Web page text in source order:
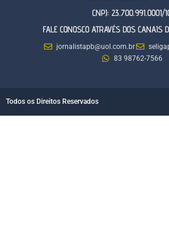
CNPJ: 23.700.991.0001/
FALE CONOSCO ATRAVÉS DOS CANAIS
jornalistapb@uol.com.br
83 98762-7566
Todos os Direitos Reservados